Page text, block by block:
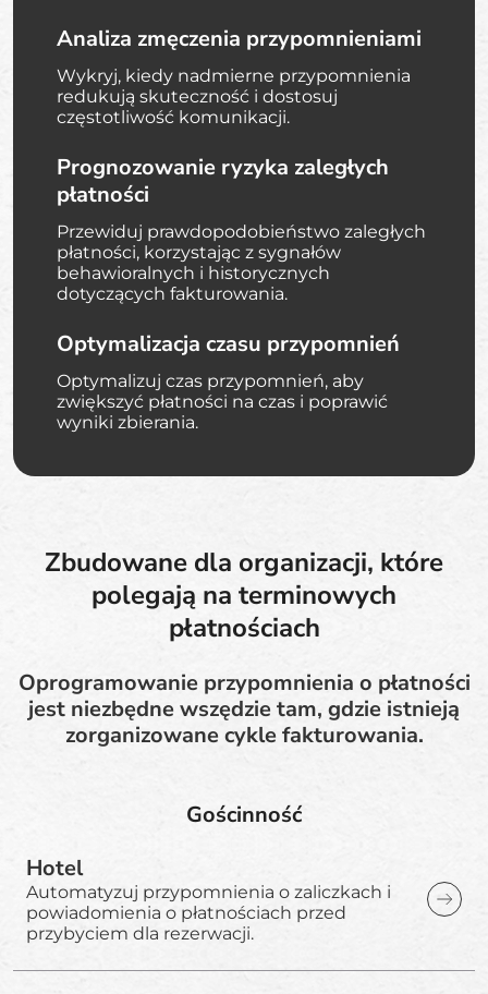
Analiza zmęczenia przypomnieniami
Wykryj, kiedy nadmierne przypomnienia
redukują skuteczność i dostosuj
częstotliwość komunikacji.
Prognozowanie ryzyka zaległych
płatności
Przewiduj prawdopodobieństwo zaległych
płatności, korzystając z sygnałów
behawioralnych i historycznych
dotyczących fakturowania.
Optymalizacja czasu przypomnień
Optymalizuj czas przypomnień, aby
zwiększyć płatności na czas i poprawić
wyniki zbierania.
Zbudowane dla organizacji, które
polegają na terminowych
płatnościach
Oprogramowanie przypomnienia o płatności
jest niezbędne wszędzie tam, gdzie istnieją
zorganizowane cykle fakturowania.
Gościnność
Hotel
Automatyzuj przypomnienia o zaliczkach i
powiadomienia o płatnościach przed
przybyciem dla rezerwacji.